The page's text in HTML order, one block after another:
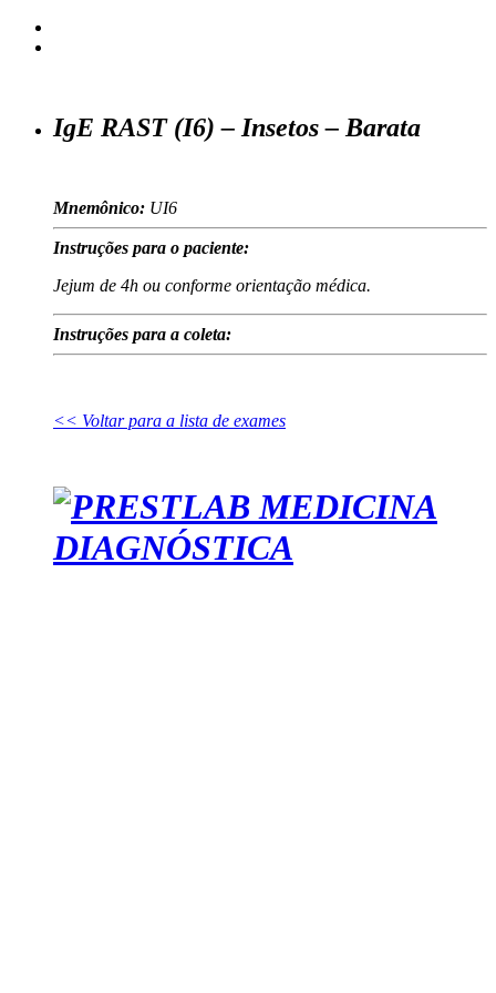
IgE RAST (I6) – Insetos – Barata
Mnemônico: UI6
Instruções para o paciente:
Jejum de 4h ou conforme orientação médica.
Instruções para a coleta:
<< Voltar para a lista de exames